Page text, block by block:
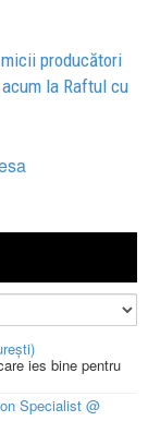
producători
la Raftul cu
ies bine pentru
Specialist @